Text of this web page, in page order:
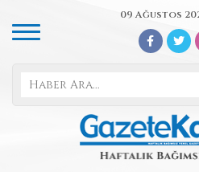
09 Ağustos